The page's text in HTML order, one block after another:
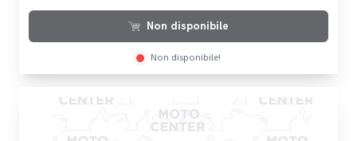
Non disponibile
Non disponibile!